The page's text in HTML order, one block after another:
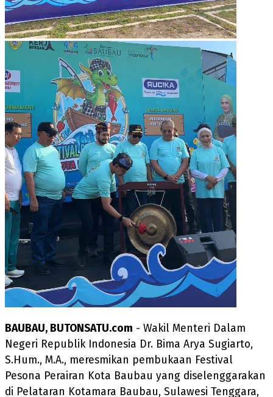
BAUBAU, BUTONSATU.com - Wakil Menteri Dalam
Negeri Republik Indonesia Dr. Bima Arya Sugiarto,
S.Hum., M.A., meresmikan pembukaan Festival
Pesona Perairan Kota Baubau yang diselenggarakan
di Pelataran Kotamara Baubau, Sulawesi Tenggara,